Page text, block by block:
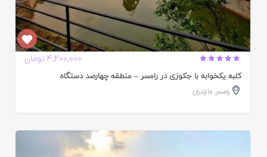
4,200,000 تومان
کلبه یکخوابه با جکوزی در رامسر – منطقه چهارصد دستگاه
رامسر,مازندران